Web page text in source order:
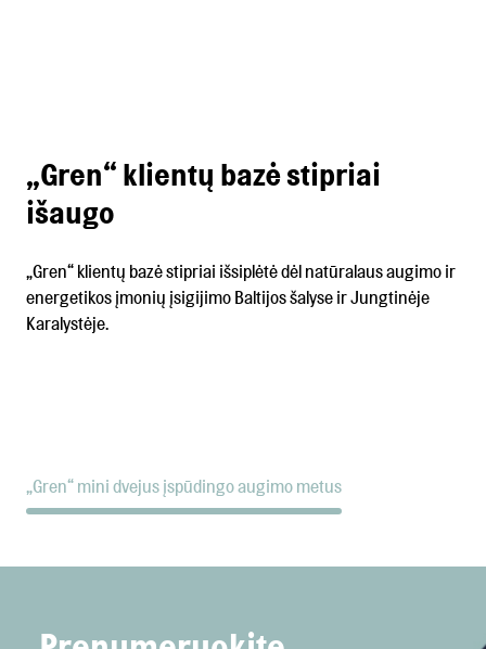
„Gren“ klientų bazė stipriai
išaugo
„Gren“ klientų bazė stipriai išsiplėtė dėl natūralaus augimo ir
energetikos įmonių įsigijimo Baltijos šalyse ir Jungtinėje
Karalystėje.
„Gren“ mini dvejus įspūdingo augimo metus